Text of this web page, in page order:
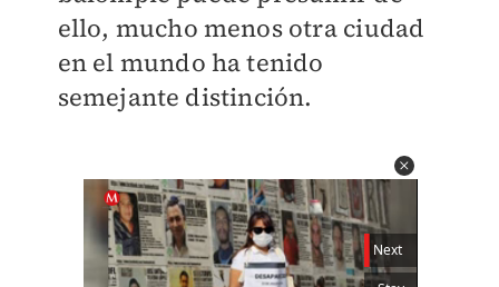
ello, mucho menos otra ciudad
en el mundo ha tenido
semejante distinción.